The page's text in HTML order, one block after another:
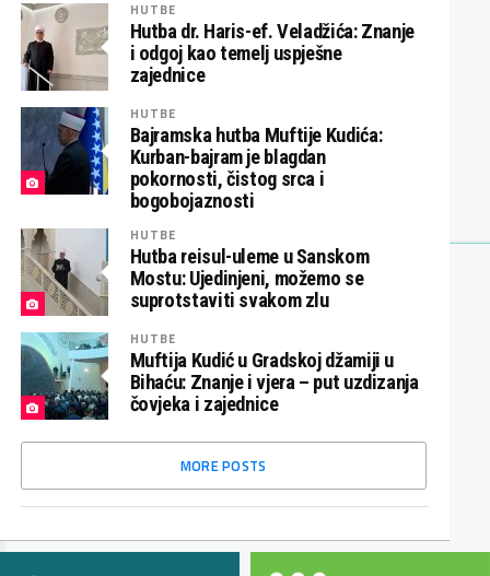
HUTBE
Hutba dr. Haris-ef. Veladžića: Znanje
i odgoj kao temelj uspješne
zajednice
HUTBE
Bajramska hutba Muftije Kudića:
Kurban-bajram je blagdan
pokornosti, čistog srca i
bogobojaznosti
HUTBE
Hutba reisul-uleme u Sanskom
Mostu: Ujedinjeni, možemo se
suprotstaviti svakom zlu
HUTBE
Muftija Kudić u Gradskoj džamiji u
Bihaću: Znanje i vjera – put uzdizanja
čovjeka i zajednice
MORE POSTS